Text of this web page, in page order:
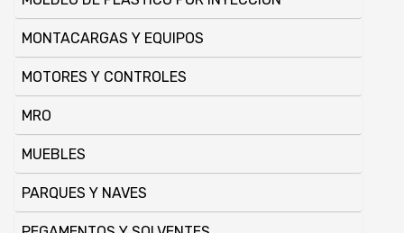
MONTACARGAS Y EQUIPOS
MOTORES Y CONTROLES
MRO
MUEBLES
PARQUES Y NAVES